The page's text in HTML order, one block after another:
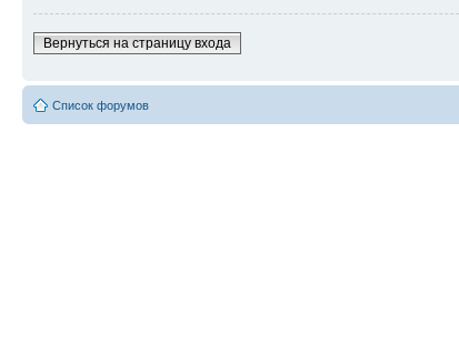
Вернуться на страницу входа
Список форумов